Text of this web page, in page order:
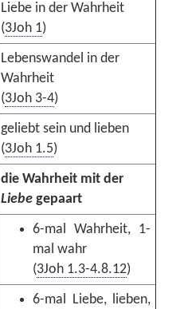
Liebe in der Wahrheit
(3Joh 1)
Lebenswandel in der
Wahrheit
(3Joh 3-4)
geliebt sein und lieben
(3Joh 1.5)
die Wahrheit mit der
Liebe gepaart
6-mal Wahrheit, 1-
mal wahr
(3Joh 1.3-4.8.12)
6-mal Liebe, lieben,